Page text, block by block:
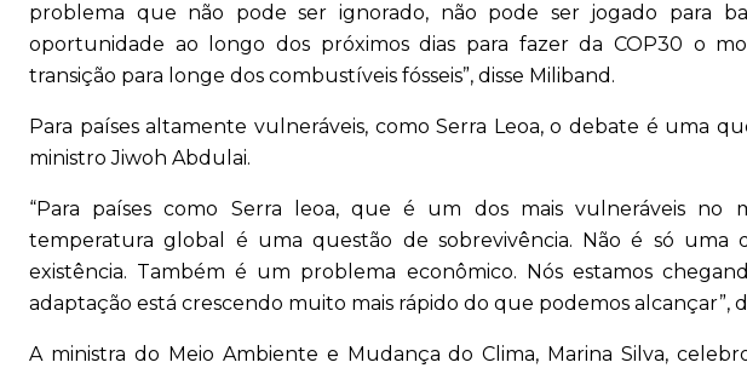
problema que não pode ser ignorado, não pode ser jogado para
oportunidade ao longo dos próximos dias para fazer da COP30 o
transição para longe dos combustíveis fósseis”, disse Miliband.
Para países altamente vulneráveis, como Serra Leoa, o debate é uma
ministro Jiwoh Abdulai.
“Para países como Serra leoa, que é um dos mais vulneráveis no
temperatura global é uma questão de sobrevivência. Não é só uma
existência. Também é um problema econômico. Nós estamos
adaptação está crescendo muito mais rápido do que podemos alcançar”,
A ministra do Meio Ambiente e Mudança do Clima, Marina Silva,